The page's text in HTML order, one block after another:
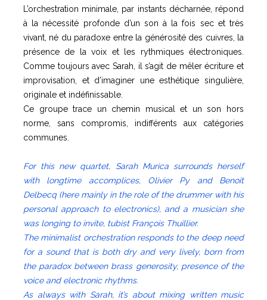
L’orchestration minimale, par instants décharnée, répond
à la nécessité profonde d’un son à la fois sec et très
vivant, né du paradoxe entre la générosité des cuivres, la
présence de la voix et les rythmiques électroniques.
Comme toujours avec Sarah, il s’agit de mêler écriture et
improvisation, et d’imaginer une esthétique singulière,
originale et indéfinissable.
Ce groupe trace un chemin musical et un son hors
norme, sans compromis, indifférents aux catégories
communes.
For this new quartet, Sarah Murica surrounds herself
with longtime accomplices, Olivier Py and Benoit
Delbecq (here mainly in the role of the drummer with his
personal approach to electronics), and a musician she
was longing to invite, tubist François Thuillier.
The minimalist orchestration responds to the deep need
for a sound that is both dry and very lively, born from
the paradox between brass generosity, presence of the
voice and electronic rhythms.
As always with Sarah, it’s about mixing written music